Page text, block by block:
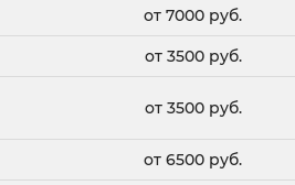
от 7000 руб.
от 3500 руб.
от 3500 руб.
от 6500 руб.